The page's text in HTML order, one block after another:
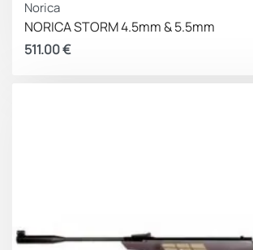
Norica
NORICA STORM 4.5mm & 5.5mm
511.00€